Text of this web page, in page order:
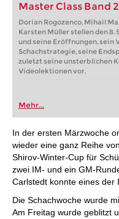
Master Class Band
Dorian Rogozenco, Mihail
Karsten Müller stellen den
und seine Eröffnungen, sein
Schachstrategie, seine
zuletzt seine unsterblichen
Videolektionen vor.
Mehr...
In der ersten Märzwoche
wieder eine ganz Reihe
Shirov-Winter-Cup für
zwei IM- und ein GM-
Carlstedt konnte eines der
Die Schachwoche wurde
Am Freitag wurde geblitzt